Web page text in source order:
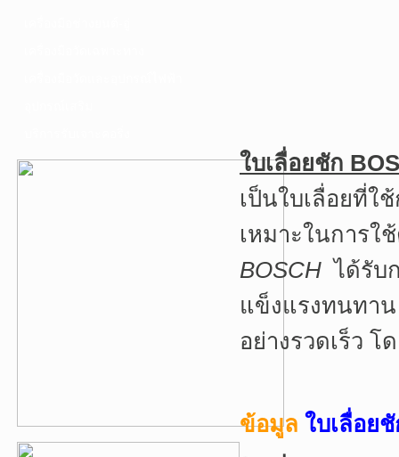
ใบเลื่อยชัก
เป็นใบเลื่อยที่ใ
เหมาะในการใ
BOSCH ได้รับ
แข็งแรงทนทา
อย่างรวดเร็ว
ข้อมูล ใบเลื่อย